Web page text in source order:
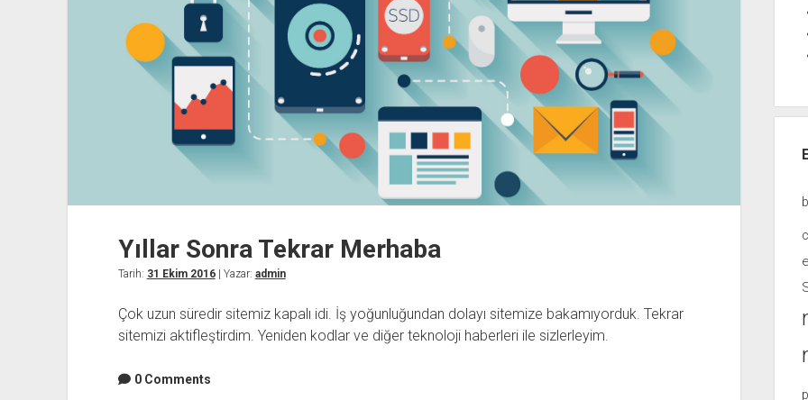
Yıllar Sonra Tekrar Merhaba
Tarih: 31 Ekim 2016| Yazar: admin
Çok uzun süredir sitemiz kapalı idi. İş yoğunluğundan dolayı sitemize bakamıyorduk. Tekrar
sitemizi aktifleştirdim. Yeniden kodlar ve diğer teknoloji haberleri ile sizlerleyim.
0 Comments